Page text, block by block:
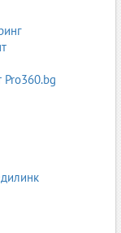
резултат
на всеки механик.
Pro360.bg